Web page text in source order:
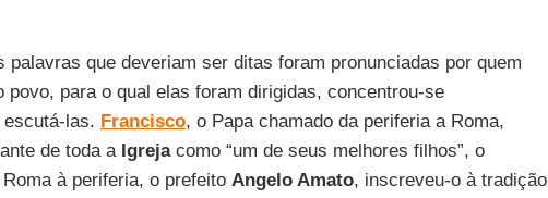
palavras que deveriam ser ditas foram pronunciadas por quem
povo, para o qual elas foram dirigidas, concentrou-se
las. Francisco, o Papa chamado da periferia a Roma,
de toda a Igrejacomo “um de seus melhores filhos”, o
à periferia, o prefeito Angelo Amato, inscreveu-o à tradição